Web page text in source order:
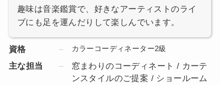
趣味は音楽鑑賞で、好きなアーティストのライ
ブにも足を運んだりして楽しんでいます。
資格 カラーコーディネーター2級
主な担当
窓まわりのコーディネート / カーテ
ンスタイルのご提案 / ショールーム